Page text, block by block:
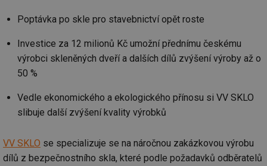
Poptávka po skle pro stavebnictví opět roste
Investice za 12 milionů Kč umožní přednímu českému
výrobci skleněných dveří a dalších dílů zvýšení výroby až o
50 %
Vedle ekonomického a ekologického přínosu si VV SKLO
slibuje další zvýšení kvality výrobků
VV SKLO se specializuje se na náročnou zakázkovou výrobu
dílů z bezpečnostního skla, které podle požadavků odběratelů